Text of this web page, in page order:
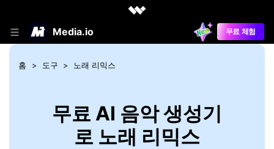
Media.io 무료 체험
무료 AI 음악 생성기
로 노래 리믹스
홈 도구 노래 리믹스